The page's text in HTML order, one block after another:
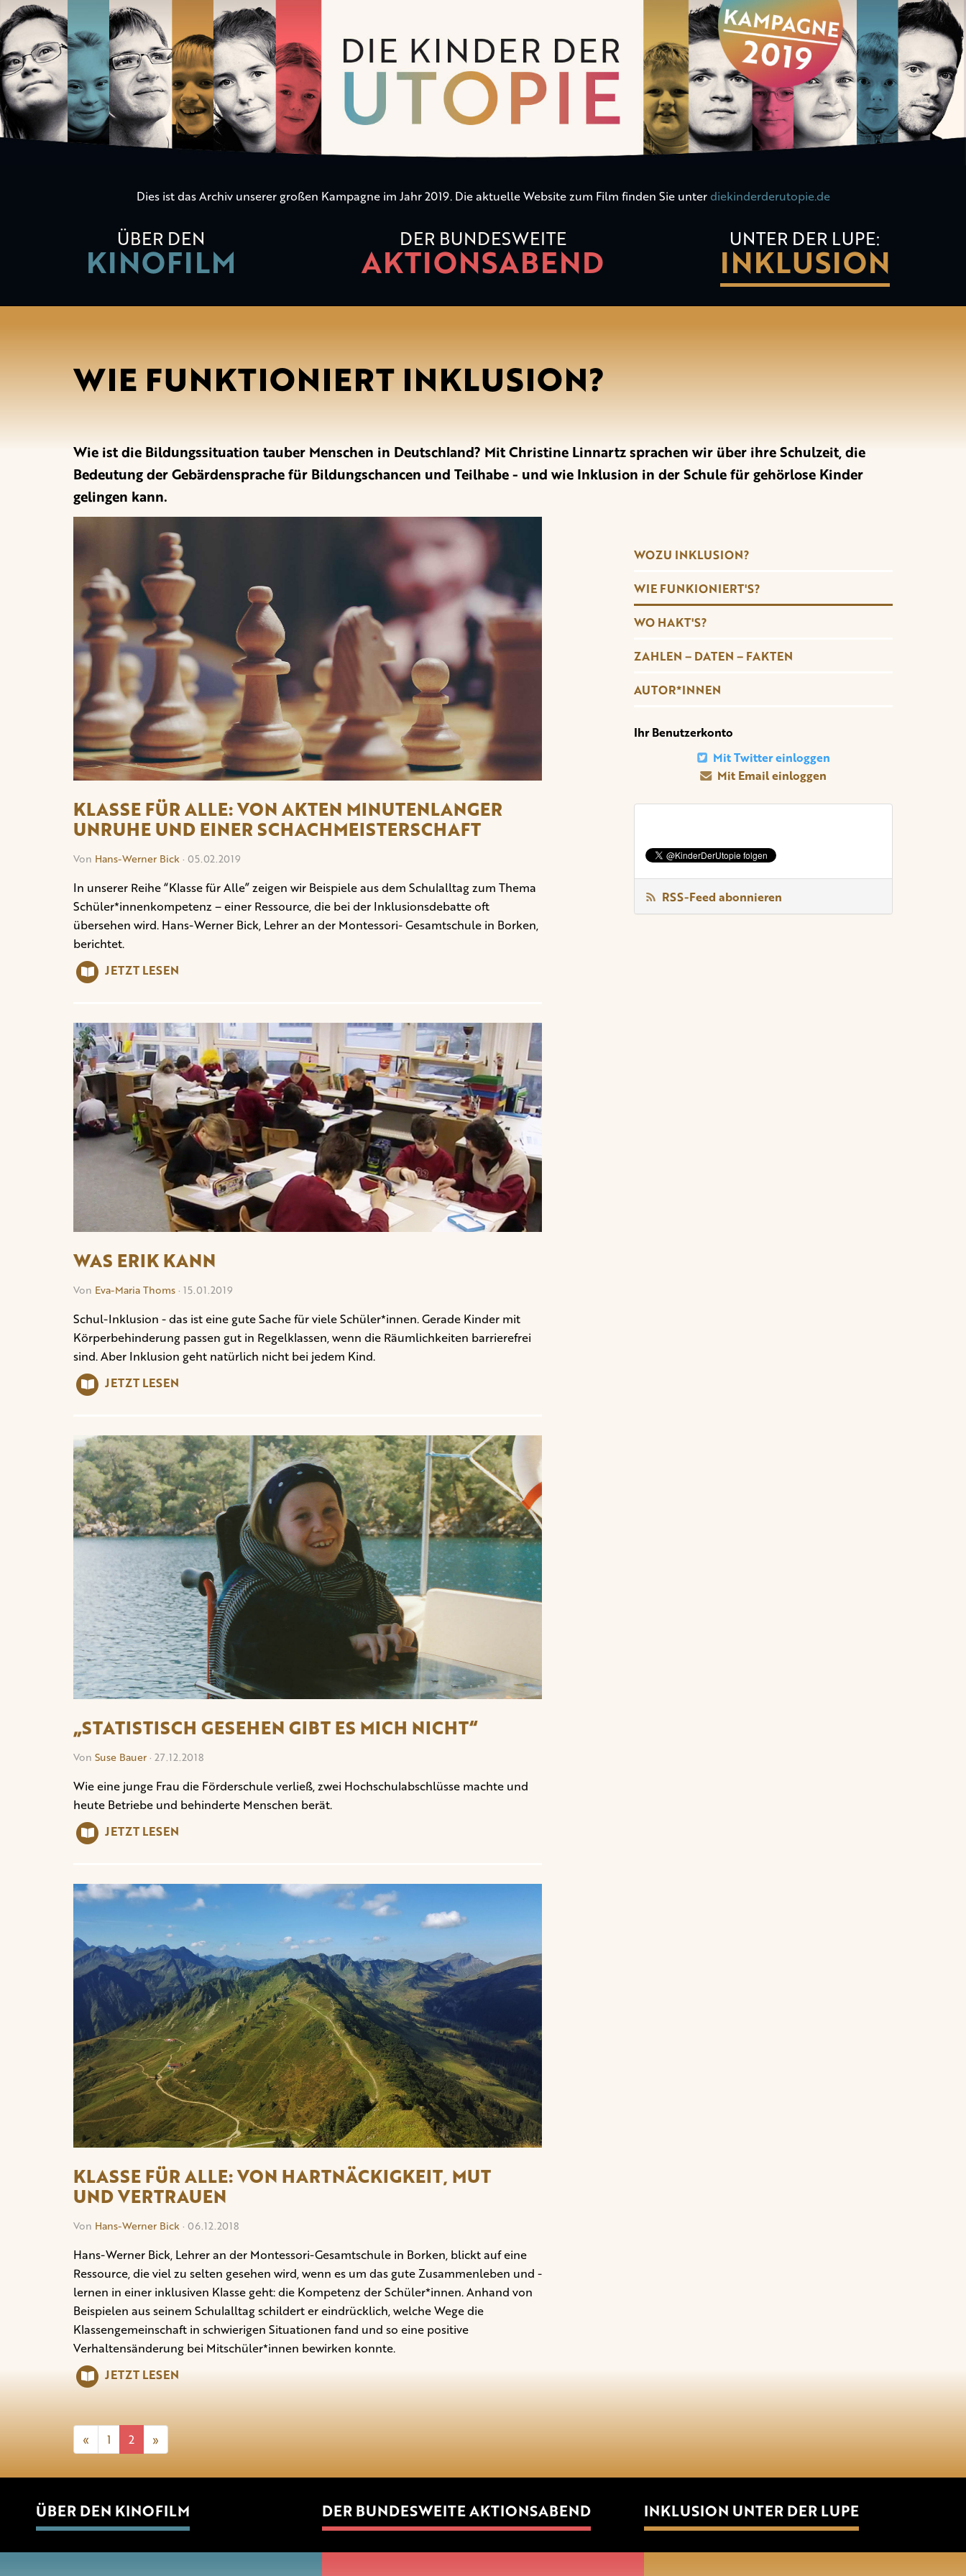
Die
Kinder
der
Utopie
Dies ist das Archiv unserer großen Kampagne im Jahr 2019. Die aktuelle Website zum Film finden Sie unter diekinderderutopie.de
ÜBER DEN
KINOFILM
DER BUNDESWEITE
AKTIONSABEND
UNTER DER LUPE:
INKLUSION
WIE FUNKTIONIERT INKLUSION?
Wie ist die Bildungssituation tauber Menschen in Deutschland? Mit Christine Linnartz sprachen wir über ihre Schulzeit, die
Bedeutung der Gebärdensprache für Bildungschancen und Teilhabe - und wie Inklusion in der Schule für gehörlose Kinder
gelingen kann.
KLASSE FÜR ALLE: VON AKTEN MINUTENLANGER
UNRUHE UND EINER SCHACHMEISTERSCHAFT
Von Hans-Werner Bick· 05.02.2019
In unserer Reihe “Klasse für Alle” zeigen wir Beispiele aus dem Schulalltag zum Thema
Schüler*innenkompetenz – einer Ressource, die bei der Inklusionsdebatte oft
übersehen wird. Hans-Werner Bick, Lehrer an der Montessori- Gesamtschule in Borken,
berichtet.
JETZT LESEN
WAS ERIK KANN
Von Eva-Maria Thoms· 15.01.2019
Schul-Inklusion - das ist eine gute Sache für viele Schüler*innen. Gerade Kinder mit
Körperbehinderung passen gut in Regelklassen, wenn die Räumlichkeiten barrierefrei
sind. Aber Inklusion geht natürlich nicht bei jedem Kind.
JETZT LESEN
„STATISTISCH GESEHEN GIBT ES MICH NICHT“
Von Suse Bauer· 27.12.2018
Wie eine junge Frau die Förderschule verließ, zwei Hochschulabschlüsse machte und
heute Betriebe und behinderte Menschen berät.
JETZT LESEN
KLASSE FÜR ALLE: VON HARTNÄCKIGKEIT, MUT
UND VERTRAUEN
Von Hans-Werner Bick· 06.12.2018
Hans-Werner Bick, Lehrer an der Montessori-Gesamtschule in Borken, blickt auf eine
Ressource, die viel zu selten gesehen wird, wenn es um das gute Zusammenleben und -
lernen in einer inklusiven Klasse geht: die Kompetenz der Schüler*innen. Anhand von
Beispielen aus seinem Schulalltag schildert er eindrücklich, welche Wege die
Klassengemeinschaft in schwierigen Situationen fand und so eine positive
Verhaltensänderung bei Mitschüler*innen bewirken konnte.
JETZT LESEN
« 1 2 »
WOZU INKLUSION?
WIE FUNKIONIERT'S?
WO HAKT'S?
ZAHLEN – DATEN – FAKTEN
AUTOR*INNEN
Ihr Benutzerkonto
Mit Twitter einloggen
Mit Email einloggen
RSS-Feed abonnieren
ÜBER DEN KINOFILM DER BUNDESWEITE AKTIONSABEND INKLUSION UNTER DER LUPE